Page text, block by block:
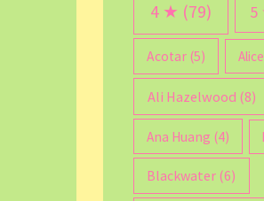
4 ★ (79)
Acotar (5)
Ali Hazelwood (8)
Ana Huang (4)
Blackwater (6)